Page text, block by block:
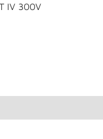
IV 300V